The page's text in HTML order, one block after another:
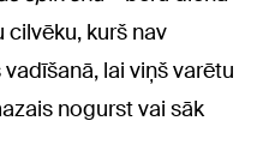
kurš nav
lai viņš varētu
nogurst vai sāk